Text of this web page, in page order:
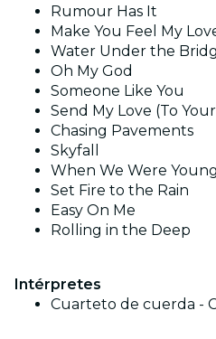
Rumour Has It
Make You Feel My
Water Under the
Oh My God
Someone Like You
Send My Love (To
Chasing Pavements
Skyfall
When We Were Young
Set Fire to the Rain
Easy On Me
Rolling in the Deep
Intérpretes
Cuarteto de cuerda -